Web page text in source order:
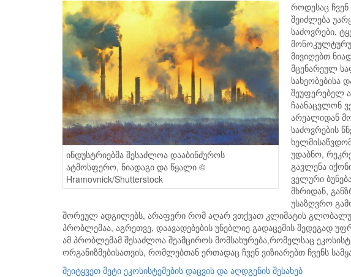
ინდუსტრიებმა შესაძლოა დააბინძუროს
ატმოსფერო, ნიადაგი და წყალი ©
Hramovnick/Shutterstock
როდესაც ჩვენ
შეიძლება
საძოვრები,
მივიღებთ
მცენარეულ
სახეობებისა
შეუფერებელ
ჩაანაცვლონ
არეალიდან
საძოვრების
უდაბნო,
გავლენა
ველური
მხრიდან,
უსაზღვრო
შორეულ ადგილებს, არაფერი რომ აღარ ვთქვათ კლიმატის
პრობლემაა, აგრეთვე, დაავადებების უნებლიე გადაცემის შედეგად
ამ პრობლემამ შესაძლოა შეამციროს მომსახურება,რომელსაც
ორგანიზმებისათვის, რომლებთან ერთადაც ჩვენ ვიზიარებთ ჩვენს
შეიტყვეთ მეტი ეკოსისტემების დაცვის და აღდგენის შესახებ